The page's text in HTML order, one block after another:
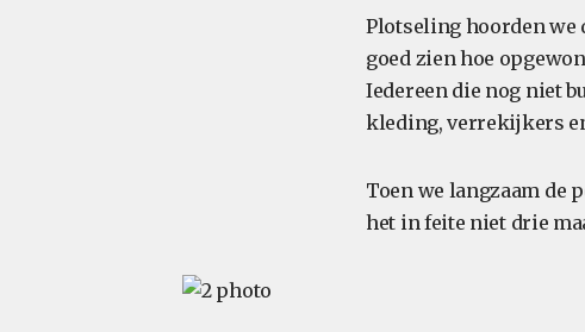
Plotseling hoorden we
goed zien hoe
Iedereen die nog niet
kleding, verrekijkers
Toen we langzaam de
het in feite niet drie